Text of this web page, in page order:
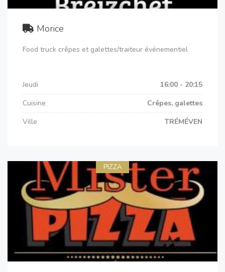
Morice
Food truck crêpes et galettes/traiteur événementiel
Jeudi
16:00 - 20:15
Cuisine
Crêpes, galettes
Ville
TRÉMÉVEN
PIZZA